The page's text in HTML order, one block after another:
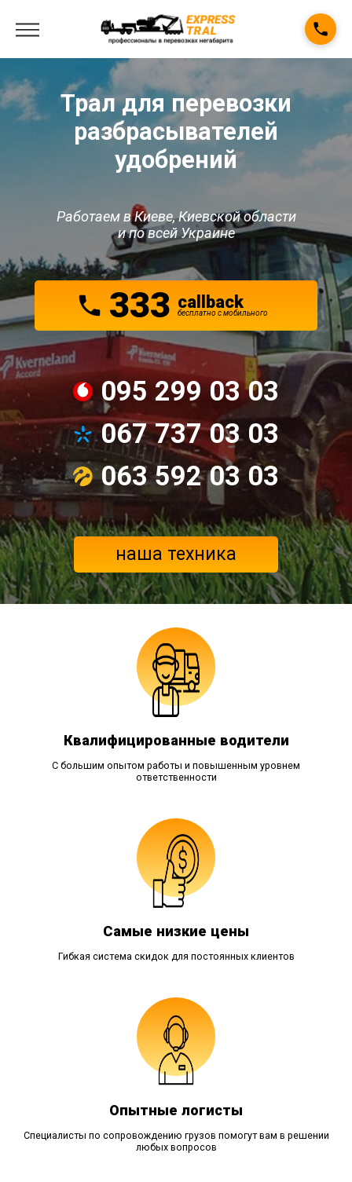
Трал для перевозки
разбрасывателей
удобрений
Работаем в Киеве, Киевской области
и по всей Украине
333 callback
беcплатно с мобильного
095 299 03 03
067 737 03 03
063 592 03 03
наша техника
Квалифицированные водители
С большим опытом работы и повышенным уровнем
ответственности
Самые низкие цены
Гибкая система скидок для постоянных клиентов
Опытные логисты
Специалисты по сопровождению грузов помогут вам в решении
любых вопросов